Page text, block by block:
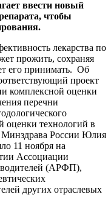
ввести новый
чтобы
лекарства по
прожить, сохраняя
его принимать. Об
проект
комплексной оценки
перечни
оценки технологий в
России Юлия
11 ноября на
Ассоциации
(АРФП),
других отраслевых